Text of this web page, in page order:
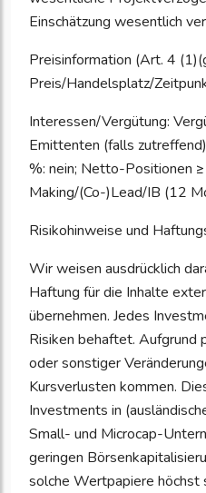
Einschätzung wesentlich
Preisinformation (Art. 4
Preis/Handelsplatz/
Interessen/Vergütung:
Emittenten (falls
%: nein; Netto-Positionen
Making/(Co-)Lead/IB (12
Risikohinweise und
Wir weisen ausdrücklich
Haftung für die Inhalte
übernehmen. Jedes
Risiken behaftet. Aufgrund
oder sonstiger
Kursverlusten kommen.
Investments in
Small- und Microcap-
geringen
solche Wertpapiere höchst